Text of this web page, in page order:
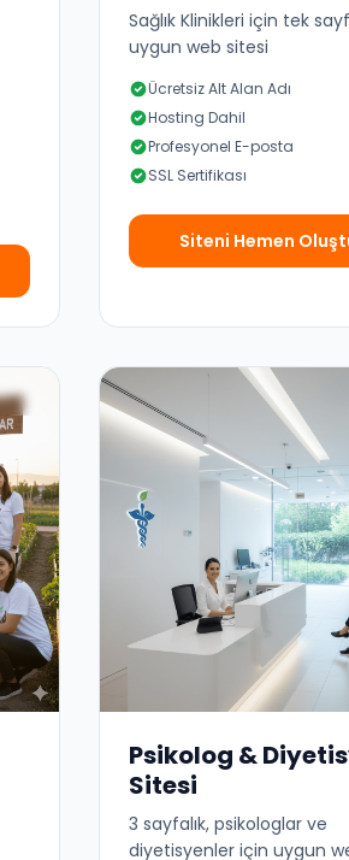
Sağlık Klinikleri için tek
uygun web sitesi
Ücretsiz Alt Alan Adı
Hosting Dahil
Profesyonel E-posta
SSL Sertifikası
Siteni Hemen
Psikolog &
Sitesi
3 sayfalık, psikologlar ve
diyetisyenler için uygun